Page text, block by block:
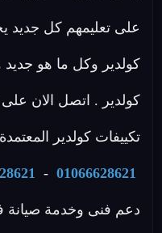
على تعليمهم كل جديد
كولدير وكل ما هو جديد
كولدير . اتصل الان
تكييفات كولدير
01066628621
-
دعم فنى وخدمة